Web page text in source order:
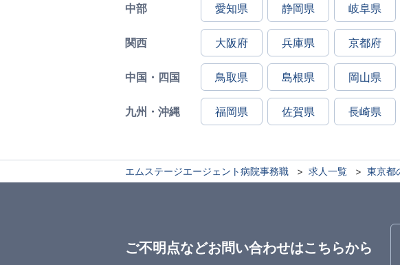
中部 愛知県 静岡県 岐阜県
関西 大阪府 兵庫県 京都府
中国・四国 鳥取県 島根県 岡山県
九州・沖縄 福岡県 佐賀県 長崎県
エムステージエージェント病院事務職 求人一覧 東京都
ご不明点などお問い合わせはこちらから